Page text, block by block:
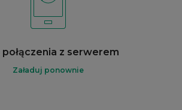
połączenia z serwerem
Załaduj ponownie